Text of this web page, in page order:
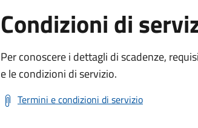
Condizioni di
Per conoscere i dettagli di scadenze,
e le condizioni di servizio.
Termini e condizioni di servizio